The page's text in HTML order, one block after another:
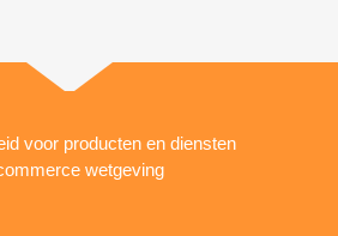
voor producten en diensten
wetgeving